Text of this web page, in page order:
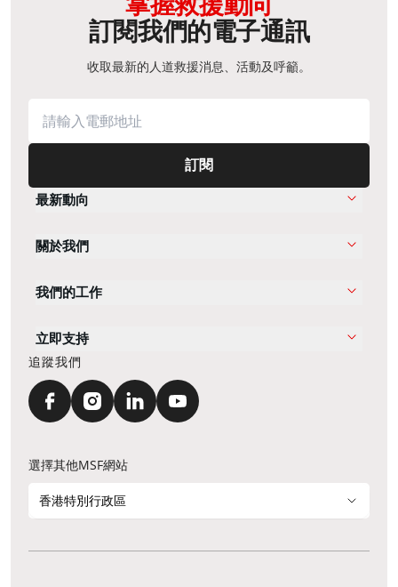
訂閱我們的電子通訊
收取最新的人道救援消息、活動及呼籲。
訂閱
最新動向
關於我們
我們的工作
立即支持
追蹤我們
選擇其他MSF網站
香港特別行政區